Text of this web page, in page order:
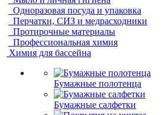
Одноразовая посуда и упаковка
Перчатки, СИЗ и медрасходники
Протирочные материалы
Профессиональная химия
Химия для бассейна
Бумажные полотенца
Бумажные салфетки